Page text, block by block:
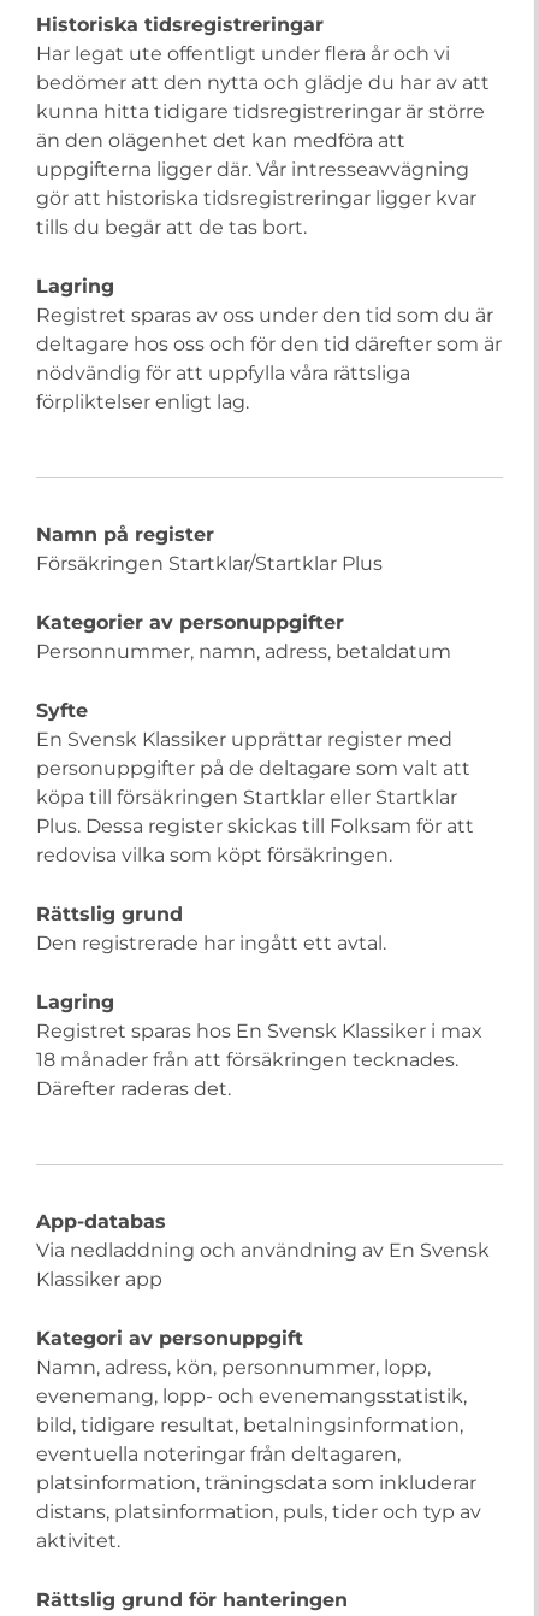
Historiska tidsregistreringar
Har legat ute offentligt under flera år och vi
bedömer att den nytta och glädje du har av att
kunna hitta tidigare tidsregistreringar är större
än den olägenhet det kan medföra att
uppgifterna ligger där. Vår intresseavvägning
gör att historiska tidsregistreringar ligger kvar
tills du begär att de tas bort.
Lagring
Registret sparas av oss under den tid som du är
deltagare hos oss och för den tid därefter som är
nödvändig för att uppfylla våra rättsliga
förpliktelser enligt lag.
Namn på register
Försäkringen Startklar/Startklar Plus
Kategorier av personuppgifter
Personnummer, namn, adress, betaldatum
Syfte
En Svensk Klassiker upprättar register med
personuppgifter på de deltagare som valt att
köpa till försäkringen Startklar eller Startklar
Plus. Dessa register skickas till Folksam för att
redovisa vilka som köpt försäkringen.
Rättslig grund
Den registrerade har ingått ett avtal.
Lagring
Registret sparas hos En Svensk Klassiker i max
18 månader från att försäkringen tecknades.
Därefter raderas det.
App-databas
Via nedladdning och användning av En Svensk
Klassiker app
Kategori av personuppgift
Namn, adress, kön, personnummer, lopp,
evenemang, lopp- och evenemangsstatistik,
bild, tidigare resultat, betalningsinformation,
eventuella noteringar från deltagaren,
platsinformation, träningsdata som inkluderar
distans, platsinformation, puls, tider och typ av
aktivitet.
Rättslig grund för hanteringen